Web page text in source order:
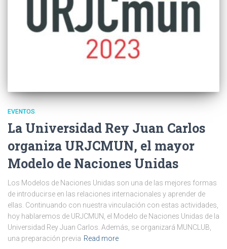
EVENTOS
La Universidad Rey Juan Carlos
organiza URJCMUN, el mayor
Modelo de Naciones Unidas
Los Modelos de Naciones Unidas son una de las mejores formas
de introducirse en las relaciones internacionales y aprender de
ellas. Continuando con nuestra vinculación con estas actividades,
hoy hablaremos de URJCMUN, el Modelo de Naciones Unidas de la
Universidad Rey Juan Carlos. Además, se organizará MUNCLUB,
una preparación previa Read more